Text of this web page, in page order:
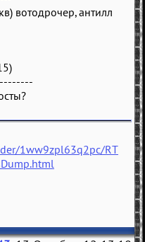
вотодрочер, антилл
1ww9zpl63q2pc/RT